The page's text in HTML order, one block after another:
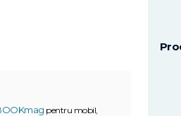
pentru mobil,